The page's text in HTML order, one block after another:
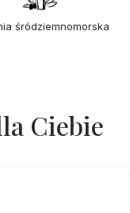
śródziemnomorska
Ciebie